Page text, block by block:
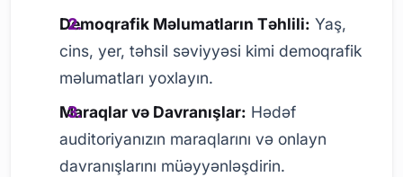
Demoqrafik Məlumatların Təhlili: Yaş,
cins, yer, təhsil səviyyəsi kimi demoqrafik
məlumatları yoxlayın.
Maraqlar və Davranışlar: Hədəf
auditoriyanızın maraqlarını və onlayn
davranışlarını müəyyənləşdirin.